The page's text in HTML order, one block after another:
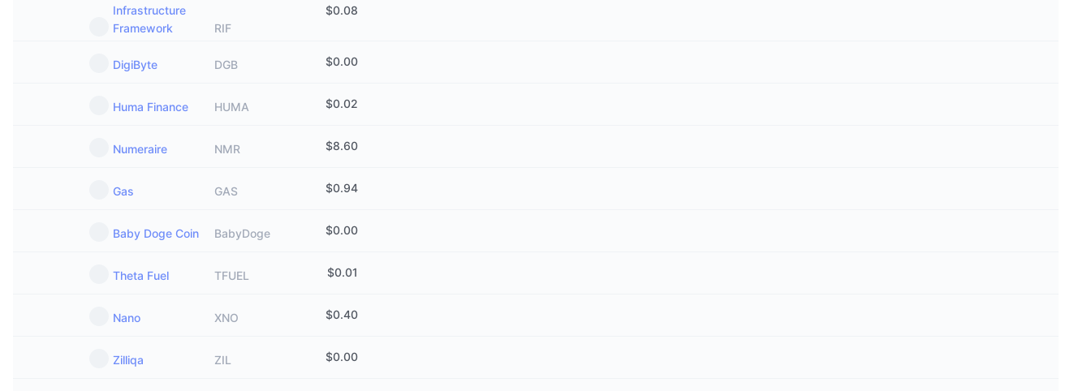
Infrastructure
Framework
RIF
$0.08
DigiByte DGB $0.00
Huma Finance HUMA $0.02
Numeraire NMR $8.60
Gas GAS $0.94
Baby Doge Coin BabyDoge $0.00
Theta Fuel TFUEL $0.01
Nano XNO $0.40
Zilliqa ZIL $0.00